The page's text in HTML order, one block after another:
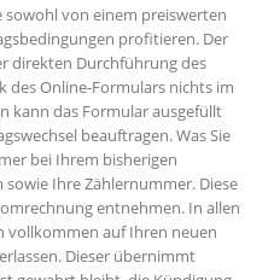
sowohl von einem preiswerten
profitieren. Der
direkten Durchführung des
des Online-Formulars nichts im
kann das Formular ausgefüllt
beauftragen. Was Sie
bei Ihrem bisherigen
Ihre Zählernummer. Diese
entnehmen. In allen
vollkommen auf Ihren neuen
Dieser übernimmt